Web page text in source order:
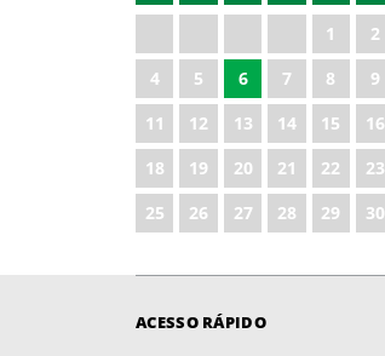
1 2
4
5 6 7 8 9
11
12 13 14 15 16
18
19 20 21 22 23
25
26 27 28 29 30
ACESSO RÁPIDO